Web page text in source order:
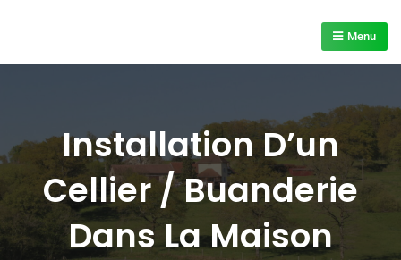
Menu
Installation D’un
Cellier / Buanderie
Dans La Maison